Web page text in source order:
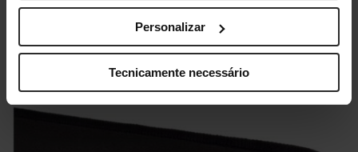
Personalizar
Tecnicamente necessário
Dimensões de 1200mm x 600mm x 3mm
Comprar Agora